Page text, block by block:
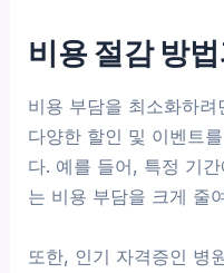
비용 절감 방
비용 부담을 최소화하
다양한 할인 및 이벤트
다. 예를 들어, 특정 기
는 비용 부담을 크게 줄
또한, 인기 자격증인 병